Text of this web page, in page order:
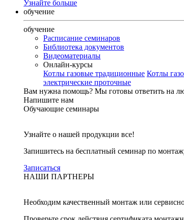
Узнайте больше
обучение
обучение
Расписание семинаров
Библиотека документов
Видеоматериалы
Онлайн-курсы
Котлы газовые традиционные Котлы
электрические проточные
Вам нужна помощь? Мы готовы ответить на
Напишите нам
Обучающие семинары
Узнайте о нашей продукции все!
Запишитесь на бесплатный семинар по
Записаться
НАШИ ПАРТНЕРЫ
Необходим качественный монтаж или